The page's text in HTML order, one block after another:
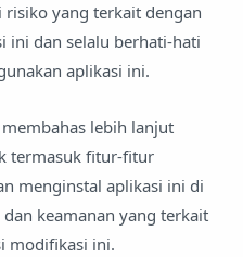
yang terkait dengan
ini dan selalu berhati-hati
aplikasi ini.
lebih lanjut
termasuk fitur-fitur
menginstal aplikasi ini di
keamanan yang terkait
modifikasi ini.